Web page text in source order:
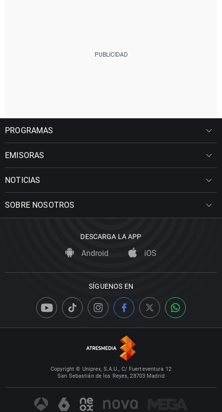
PROGRAMAS
EMISORAS
NOTICIAS
SOBRE NOSOTROS
DESCARGA LA APP
Android iOS
SÍGUENOS EN
Copyright © Uniprex, S.A.U., C/ Fuerteventura 12
San Sebastián de los Reyes, 28703 Madrid